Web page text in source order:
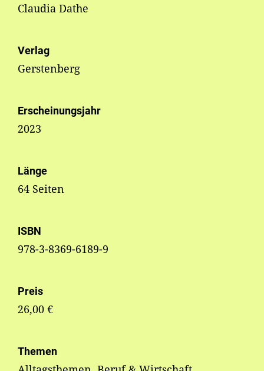
Claudia Dathe
Verlag
Gerstenberg
Erscheinungsjahr
2023
Länge
64 Seiten
ISBN
978-3-8369-6189-9
Preis
26,00 €
Themen